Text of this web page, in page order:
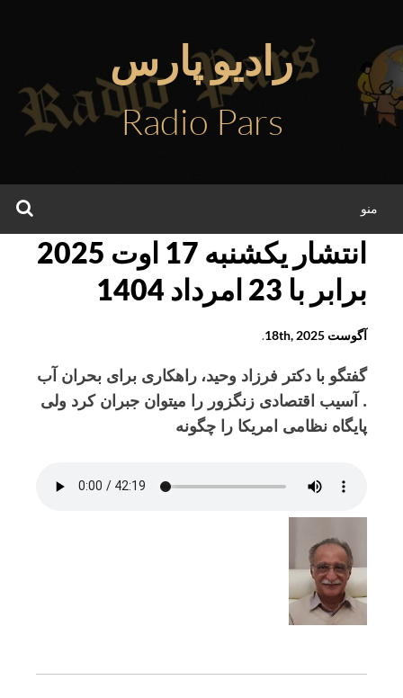
محتوا
رادیو پارس
Radio Pars
منو
انتشار یکشنبه 17 اوت 2025
برابر با 23 امرداد 1404
آگوست 18th, 2025 .
گفتگو با دکتر فرزاد وحید، راهکاری برای بحران آب
. آسیب اقتصادی زنگزور را میتوان جبران کرد ولی
پایگاه نظامی امریکا را چگونه